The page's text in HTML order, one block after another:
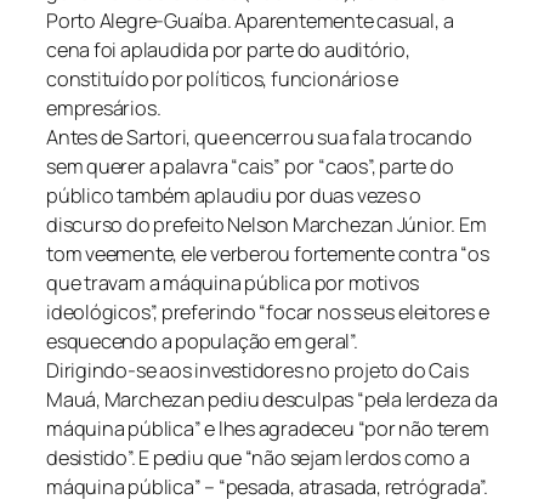
Porto Alegre-Guaíba. Aparentemente casual, a
cena foi aplaudida por parte do auditório,
constituído por políticos, funcionários e
empresários.
Antes de Sartori, que encerrou sua fala trocando
sem querer a palavra “cais” por “caos”, parte do
público também aplaudiu por duas vezes o
discurso do prefeito Nelson Marchezan Júnior. Em
tom veemente, ele verberou fortemente contra “os
que travam a máquina pública por motivos
ideológicos”, preferindo “focar nos seus eleitores e
esquecendo a população em geral”.
Dirigindo-se aos investidores no projeto do Cais
Mauá, Marchezan pediu desculpas “pela lerdeza da
máquina pública” e lhes agradeceu “por não terem
desistido”. E pediu que “não sejam lerdos como a
máquina pública” – “pesada, atrasada, retrógrada”.